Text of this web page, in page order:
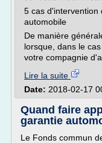
5 cas d'intervention
automobile
De manière
lorsque, dans le
votre compagnie
Lire la suite
Date: 2018-02-17
Quand faire
garantie
Le Fonds commun